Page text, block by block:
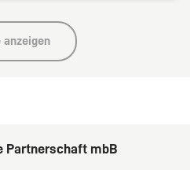
Partnerschaft mbB